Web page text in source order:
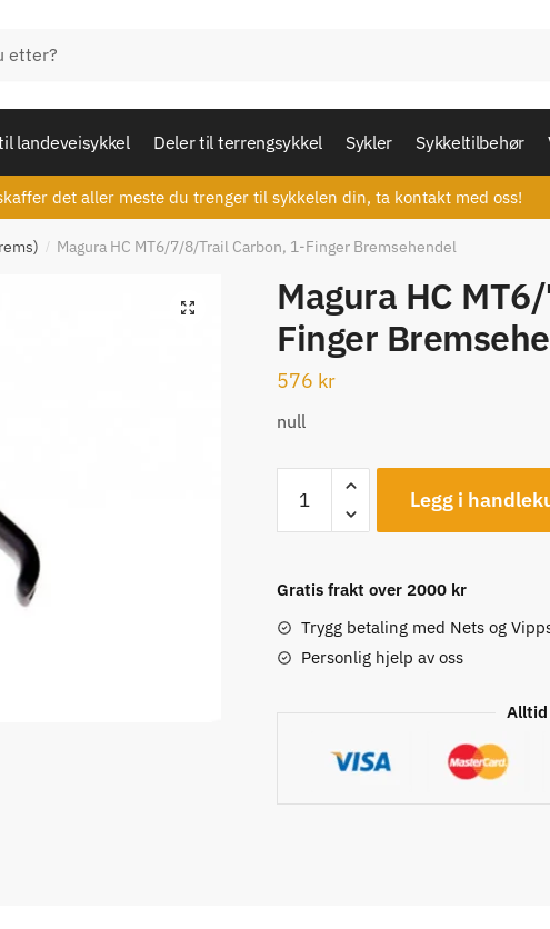
landeveisykkel Deler til terrengsykkel Sykler Sykkeltilbehør
det aller meste du trenger til sykkelen din, ta kontakt med oss!
/ Magura HC MT6/7/8/Trail Carbon, 1-Finger Bremsehendel
🔍
Magura HC
Finger
576 kr
null
MT6/7/8/Trail
1-
Finger
Bremsehendel
Legg i
Gratis frakt over 2000 kr
Trygg betaling med Nets og
Personlig hjelp av oss
Alltid